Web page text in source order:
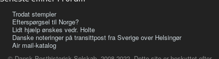
Trodat stempler
Efterspørgsel til Norge?
Lidt hjælp ønskes vedr. Holte
Danske noteringer på transittpost fra Sverige over Helsingør
Air mail-katalog